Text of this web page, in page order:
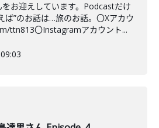
お迎えしています。Podcastだけ
ば”のお話は…旅のお話。〇Xアカウ
ttn813〇Instagramアカウント...